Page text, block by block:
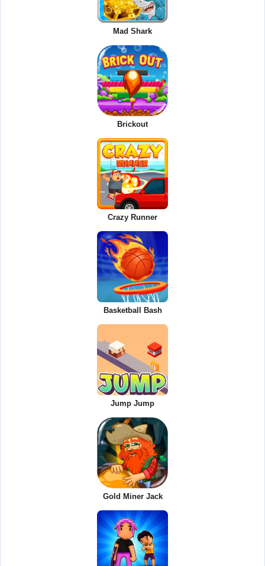
Mad Shark
Brickout
Crazy Runner
Basketball Bash
Jump Jump
Gold Miner Jack